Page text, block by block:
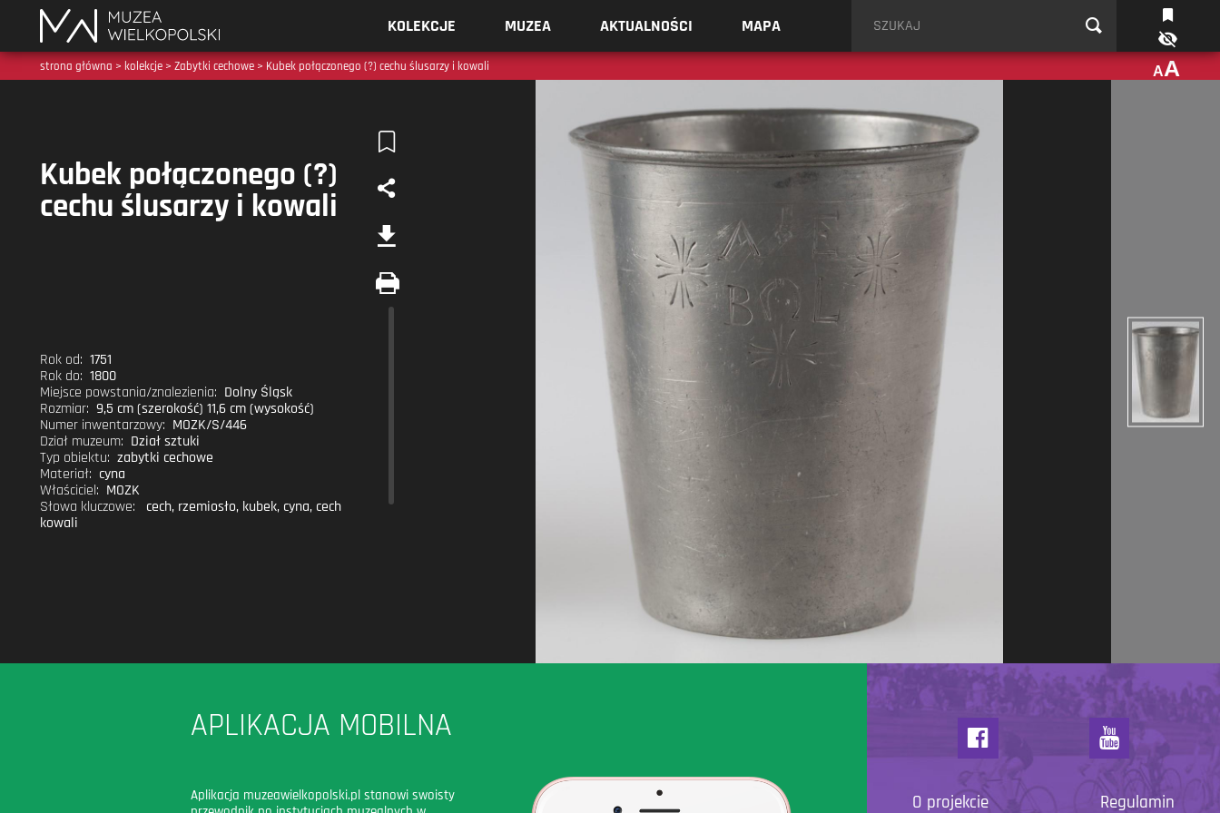
Muzea
Wielkopolski
KOLEKCJE MUZEA AKTUALNOŚCI MAPA Szukaj
strona główna > kolekcje > Zabytki cechowe > Kubek połączonego (?) cechu ślusarzy i kowali AA
Kubek połączonego (?)
cechu ślusarzy i kowali
Rok od: 1751
Rok do: 1800
Miejsce powstania/znalezienia: Dolny Śląsk
Rozmiar: 9,5 cm (szerokość) 11,6 cm (wysokość)
Numer inwentarzowy: MOZK/S/446
Dział muzeum: Dział sztuki
Typ obiektu: zabytki cechowe
Materiał: cyna
Właściciel: MOZK
Słowa kluczowe:
cech, rzemiosło, kubek, cyna, cech
kowali
APLIKACJA MOBILNA
Aplikacja muzeawielkopolski.pl stanowi swoisty
O projekcie Regulamin